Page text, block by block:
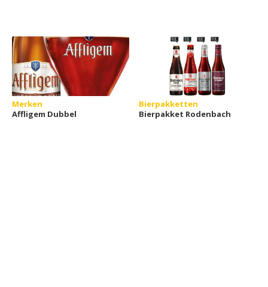
Merken
Affligem Dubbel
Bierpakketten
Bierpakket Rodenbach